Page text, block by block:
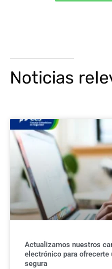
Noticias
Actualizamos nuestros
electrónico para ofrecerte
segura